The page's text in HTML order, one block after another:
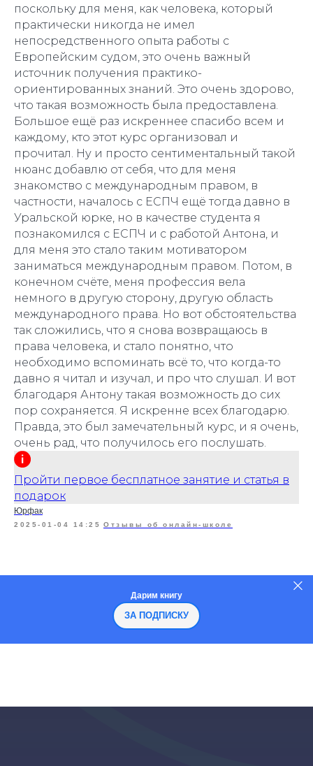
поскольку для меня, как человека, который
практически никогда не имел
непосредственного опыта работы с
Европейским судом, это очень важный
источник получения практико-
ориентированных знаний. Это очень здорово,
что такая возможность была предоставлена.
Большое ещё раз искреннее спасибо всем и
каждому, кто этот курс организовал и
прочитал. Ну и просто сентиментальный такой
нюанс добавлю от себя, что для меня
знакомство с международным правом, в
частности, началось с ЕСПЧ ещё тогда давно в
Уральской юрке, но в качестве студента я
познакомился с ЕСПЧ и с работой Антона, и
для меня это стало таким мотиватором
заниматься международным правом. Потом, в
конечном счёте, меня профессия вела
немного в другую сторону, другую область
международного права. Но вот обстоятельства
так сложились, что я снова возвращаюсь в
права человека, и стало понятно, что
необходимо вспоминать всё то, что когда-то
давно я читал и изучал, и про что слушал. И вот
благодаря Антону такая возможность до сих
пор сохраняется. Я искренне всех благодарю.
Правда, это был замечательный курс, и я очень,
очень рад, что получилось его послушать.
Пройти первое бесплатное занятие и статья в
подарок
Юрфак
2025-01-04 14:25 Отзывы об онлайн-школе
Дарим книгу
ЗА ПОДПИСКУ